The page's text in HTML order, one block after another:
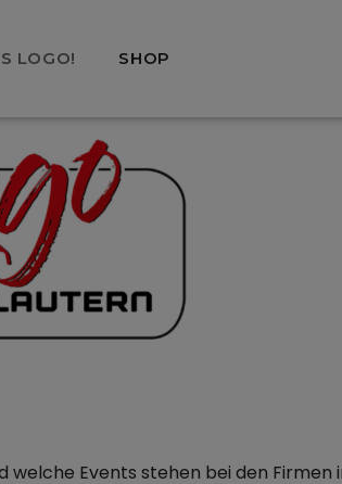
LOGO! SHOP
Events stehen bei den Firmen